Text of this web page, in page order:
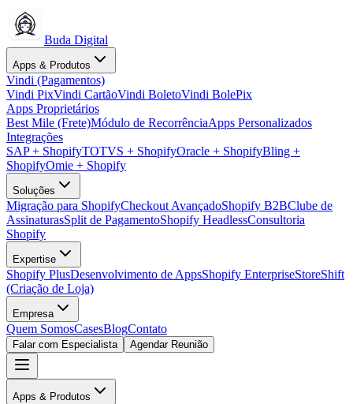
Buda Digital
Apps & Produtos
Vindi (Pagamentos)
Vindi PixVindi CartãoVindi BoletoVindi BolePix
Apps Proprietários
Best Mile (Frete)Módulo de RecorrênciaApps Personalizados
Integrações
SAP + ShopifyTOTVS + ShopifyOracle + ShopifyBling +
ShopifyOmie + Shopify
Soluções
Migração para ShopifyCheckout AvançadoShopify B2BClube de
AssinaturasSplit de PagamentoShopify HeadlessConsultoria
Shopify
Expertise
Shopify PlusDesenvolvimento de AppsShopify EnterpriseStoreShift
(Criação de Loja)
Empresa
Quem SomosCasesBlogContato
Falar com Especialista Agendar Reunião
Apps & Produtos